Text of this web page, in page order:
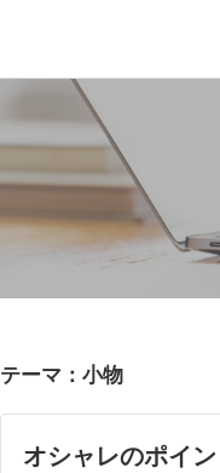
テーマ：小物
オシャレのポイ